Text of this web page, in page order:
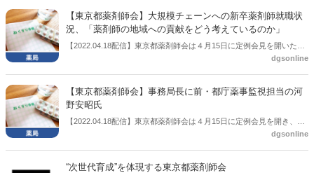
たい考えを示した。
【東京都薬剤師会】大規模チェーンへの新卒薬剤師就職状
況、「薬剤師の地域への貢献をどう考えているのか」
【2022.04.18配信】東京都薬剤師会は４月15日に定例会見を開いた。
その中で永田泰造会長は、大規模チェーンに新卒薬剤師が大量に就職
師として地域住民との関係をつくることで、会社対ヒトではない」と
の考えを示すとともに、大規模チェーンに対しては「薬剤師の地域へ
の貢献をどう考えているのか」と投げかけた。
dgsonline
【東京都薬剤師会】事務局長に前・都庁薬事監視担当の河
野安昭氏
【2022.04.18配信】東京都薬剤師会は４月15日に定例会見を開き、事
務局長に前・東京都福祉保健局健康安全部薬事監視担当課長の河野安
dgsonline
“次世代育成”を体現する東京都薬剤師会